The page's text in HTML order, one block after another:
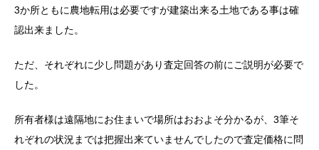
3か所ともに農地転用は必要ですが建築出来る土地である事は確
認出来ました。
ただ、それぞれに少し問題があり査定回答の前にご説明が必要で
した。
所有者様は遠隔地にお住まいで場所はおおよそ分かるが、3筆そ
れぞれの状況までは把握出来ていませんでしたので査定価格に問